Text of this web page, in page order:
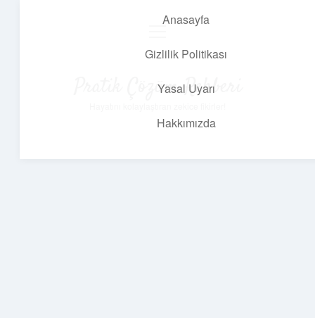
Anasayfa
Gizlilik Politikası
Yasal Uyarı
Hakkımızda
Pratik Çözüm Rehberi